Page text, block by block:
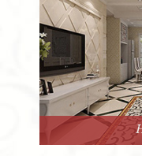
Компания
фабрикой San
мебель под
производителя.
оформления